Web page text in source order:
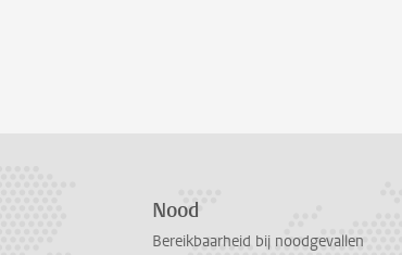
Nood
Bereikbaarheid bij noodgevallen